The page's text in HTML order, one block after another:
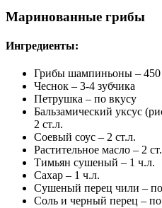
Маринованные грибы
Ингредиенты:
Грибы шампиньоны – 450
Чеснок – 3-4 зубчика
Петрушка – по вкусу
Бальзамический уксус
2 ст.л.
Соевый соус – 2 ст.л.
Растительное масло – 2
Тимьян сушеный – 1 ч.л.
Сахар – 1 ч.л.
Сушеный перец чили –
Соль и черный перец –